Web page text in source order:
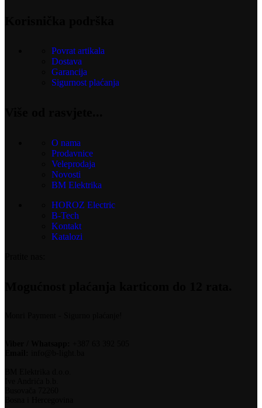
Povrat artikala
Dostava
Garancija
Sigurnost plaćanja
O nama
Prodavnice
Veleprodaja
Novosti
BM Elektrika
HOROZ Electric
B-Tech
Kontakt
Katalozi